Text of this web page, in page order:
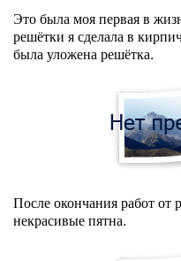
Это была моя первая в
решётки я сделала в
была уложена решётка.
После окончания работ от
некрасивые пятна.